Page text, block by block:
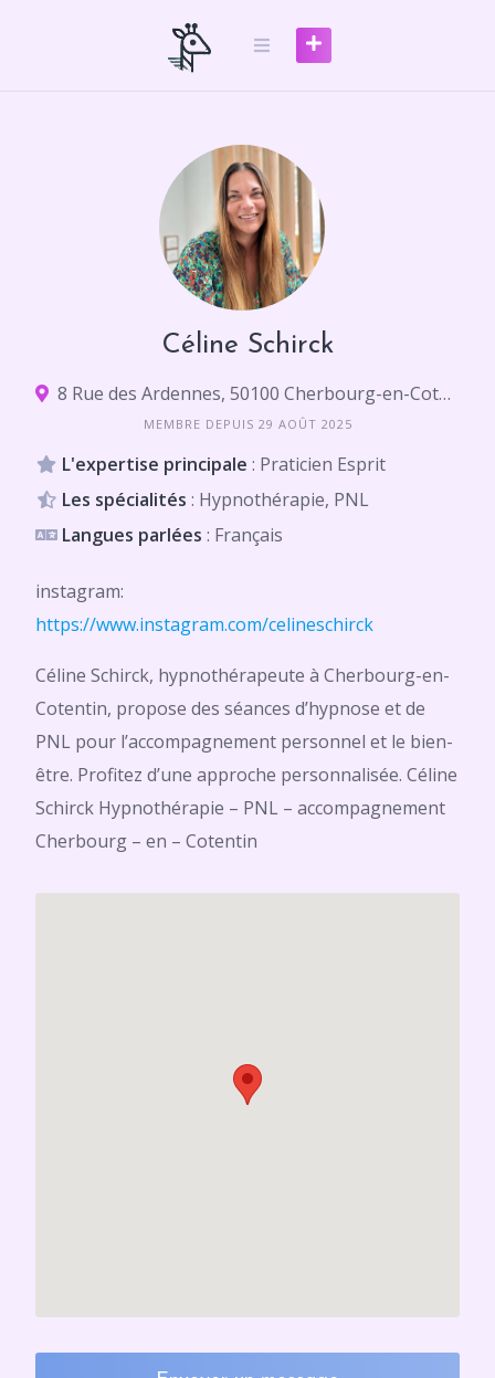
Céline Schirck
8 Rue des Ardennes, 50100 Cherbourg-en-Cotentin
MEMBRE DEPUIS 29 AOÛT 2025
L'expertise principale : Praticien Esprit
Les spécialités : Hypnothérapie, PNL
Langues parlées : Français
instagram:
https://www.instagram.com/celineschirck
Céline Schirck, hypnothérapeute à Cherbourg-en-
Cotentin, propose des séances d’hypnose et de
PNL pour l’accompagnement personnel et le bien-
être. Profitez d’une approche personnalisée. Céline
Schirck Hypnothérapie – PNL – accompagnement
Cherbourg – en – Cotentin